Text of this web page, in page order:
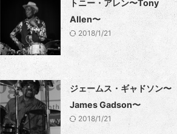
トニー・アレン〜Tony
Allen〜
2018/1/21
ジェームス・ギャドソン〜
James Gadson〜
2018/1/21